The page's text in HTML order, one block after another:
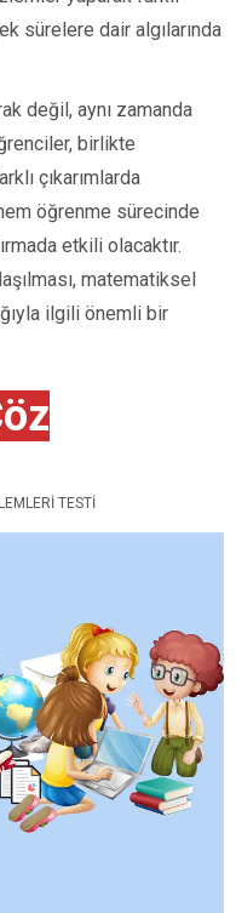
sürelere dair algılarında
değil, aynı zamanda
birlikte
çıkarımlarda
öğrenme sürecinde
etkili olacaktır.
matematiksel
ilgili önemli bir
TESTI